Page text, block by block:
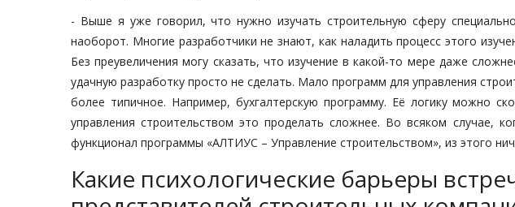
- Выше я уже говорил, что нужно изучать строительную сферу
наоборот. Многие разработчики не знают, как наладить процесс этого
Без преувеличения могу сказать, что изучение в какой-то мере даже
удачную разработку просто не сделать. Мало программ для управления
более типичное. Например, бухгалтерскую программу. Её логику можно
управления строительством это проделать сложнее. Во всяком случае,
функционал программы «АЛТИУС – Управление строительством», из этого
Какие психологические барьеры